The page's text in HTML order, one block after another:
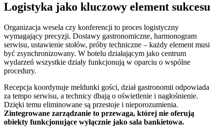
Logistyka jako kluczowy element sukcesu
Organizacja wesela czy konferencji to proces logistyczny
wymagający precyzji. Dostawy gastronomiczne, harmonogram
serwisu, ustawienie stołów, próby techniczne – każdy element musi
być zsynchronizowany. W hotelu działającym jako centrum
wydarzeń wszystkie działy funkcjonują w oparciu o wspólne
procedury.
Recepcja koordynuje meldunki gości, dział gastronomii odpowiada
za tempo serwisu, a technicy dbają o oświetlenie i nagłośnienie.
Dzięki temu eliminowane są przestoje i nieporozumienia.
Zintegrowane zarządzanie to przewaga, której nie oferują
obiekty funkcjonujące wyłącznie jako sala bankietowa.